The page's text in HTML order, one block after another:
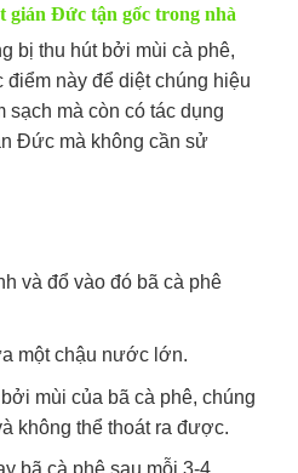
gián Đức tận gốc trong nhà
bị thu hút bởi mùi cà phê,
điểm này để diệt chúng hiệu
sạch mà còn có tác dụng
Đức mà không cần sử
và đổ vào đó bã cà phê
một chậu nước lớn.
mùi của bã cà phê, chúng
không thể thoát ra được.